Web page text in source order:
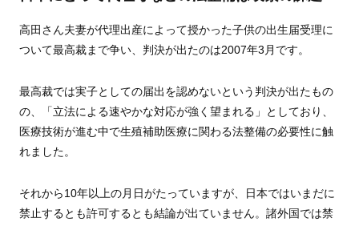
高田さん夫妻が代理出産によって授かった子供の出生届受理に
ついて最高裁まで争い、判決が出たのは2007年3月です。
最高裁では実子としての届出を認めないという判決が出たもの
の、「立法による速やかな対応が強く望まれる」としており、
医療技術が進む中で生殖補助医療に関わる法整備の必要性に触
れました。
それから10年以上の月日がたっていますが、日本ではいまだに
禁止するとも許可するとも結論が出ていません。諸外国では禁